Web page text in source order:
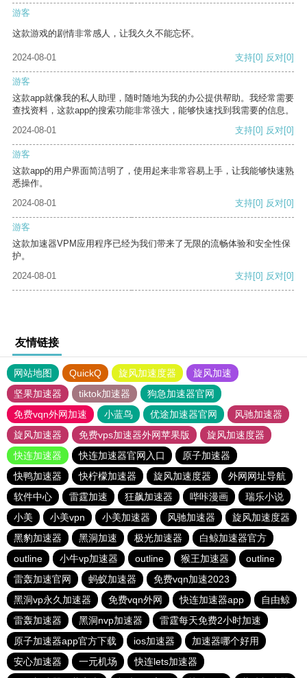
游客
这款游戏的剧情非常感人，让我久久不能忘怀。
2024-08-01 支持[0] 反对[0]
游客
这款app就像我的私人助理，随时随地为我的办公提供帮助。我经常需要
查找资料，这款app的搜索功能非常强大，能够快速找到我需要的信息。
2024-08-01
支持[0] 反对[0]
游客
这款app的用户界面简洁明了，使用起来非常容易上手，让我能够快速熟
悉操作。
2024-08-01
支持[0] 反对[0]
游客
这款加速器VPM应用程序已经为我们带来了无限的流畅体验和安全性保
护。
2024-08-01
支持[0] 反对[0]
友情链接
网站地图 QuickQ 旋风加速度器
旋风加速
坚果加速器
tiktok加速器
狗急加速器官网
免费vqn外网加速
小蓝鸟 优途加速器官网
风驰加速器
旋风加速器
免费vps加速器外网苹果版
旋风加速度器
快连加速器
快连加速器官网入口
原子加速器
快鸭加速器
快柠檬加速器 旋风加速度器
外网网址导航
软件中心
雷霆加速 狂飙加速器 哔咔漫画
瑞乐小说
小美
小美vpn 小美加速器 风驰加速器
旋风加速度器
黑豹加速器
黑洞加速 极光加速器
白鲸加速器官方
outline
小牛vp加速器 outline 猴王加速器
outline
雷轰加速官网
蚂蚁加速器
免费vqn加速2023
黑洞vp永久加速器
免费vqn外网 快连加速器app
自由鲸
雷轰加速器
黑洞nvp加速器
雷霆每天免费2小时加速
原子加速器app官方下载
ios加速器
加速器哪个好用
安心加速器
一元机场
快连lets加速器